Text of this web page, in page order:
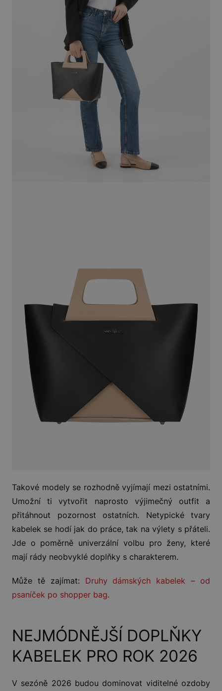
Takové modely se rozhodně vyjímají mezi ostatními.
Umožní ti vytvořit naprosto výjimečný outfit a
přitáhnout pozornost ostatních. Netypické tvary
kabelek se hodí jak do práce, tak na výlety s přáteli.
Jde o poměrně univerzální volbu pro ženy, které
mají rády neobvyklé doplňky s charakterem.
Může tě zajímat: Druhy dámských kabelek – od
psaníček po shopper bag.
NEJMÓDNĚJŠÍ DOPLŇKY
KABELEK PRO ROK 2026
V sezóně 2026 budou dominovat viditelné ozdoby